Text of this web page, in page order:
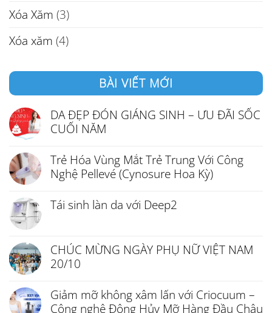
Xóa Xăm (3)
Xóa xăm (4)
BÀI VIẾT MỚI
DA ĐẸP ĐÓN GIÁNG SINH – ƯU ĐÃI SỐC
CUỐI NĂM
Trẻ Hóa Vùng Mắt Trẻ Trung Với Công
Nghệ Pellevé (Cynosure Hoa Kỳ)
Tái sinh làn da với Deep2
CHÚC MỪNG NGÀY PHỤ NỮ VIỆT NAM
20/10
Giảm mỡ không xâm lấn với Criocuum –
Công nghệ Đông Hủy Mỡ Hàng Đầu Châu